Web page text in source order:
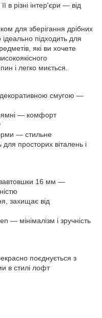
в різні інтер'єри — від
для зберігання дрібних
підходить для
які ви хочете
і легко миється.
декоративною смугою —
— комфорт
— стильне
просторих віталень і
16 мм —
захищає від
— мінімалізм і зручність
поєднується з
в стилі лофт